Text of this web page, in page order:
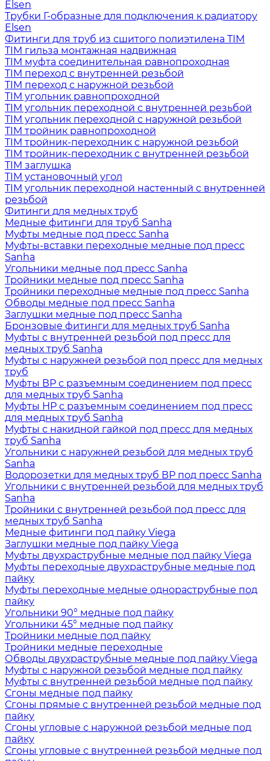
Elsen
Трубки Г-образные для подключения к радиатору
Elsen
Фитинги для труб из сшитого полиэтилена TIM
TIM гильза монтажная надвижная
TIM муфта соединительная равнопроходная
TIM переход с внутренней резьбой
TIM переход с наружной резьбой
TIM угольник равнопроходной
TIM угольник переходной с внутренней резьбой
TIM угольник переходной с наружной резьбой
TIM тройник равнопроходной
TIM тройник-переходник с наружной резьбой
TIM тройник-переходник с внутренней резьбой
TIM заглушка
TIM установочный угол
TIM угольник переходной настенный с внутренней
резьбой
Фитинги для медных труб
Медные фитинги для труб Sanha
Муфты медные под пресс Sanha
Муфты-вставки переходные медные под пресс
Sanha
Угольники медные под пресс Sanha
Тройники медные под пресс Sanha
Тройники переходные медные под пресс Sanha
Обводы медные под пресс Sanha
Заглушки медные под пресс Sanha
Бронзовые фитинги для медных труб Sanha
Муфты с внутренней резьбой под пресс для
медных труб Sanha
Муфты с наружней резьбой под пресс для медных
труб
Муфты ВР с разъемным соединением под пресс
для медных труб Sanha
Муфты НР с разъемным соединением под пресс
для медных труб Sanha
Муфты с накидной гайкой под пресс для медных
труб Sanha
Угольники с наружней резьбой для медных труб
Sanha
Водорозетки для медных труб ВР под пресс Sanha
Угольники с внутренней резьбой для медных труб
Sanha
Тройники с внутренней резьбой под пресс для
медных труб Sanha
Медные фитинги под пайку Viega
Заглушки медные под пайку Viega
Муфты двухраструбные медные под пайку Viega
Муфты переходные двухраструбные медные под
пайку
Муфты переходные медные однораструбные под
пайку
Угольники 90° медные под пайку
Угольники 45° медные под пайку
Тройники медные под пайку
Тройники медные переходные
Обводы двухраструбные медные под пайку Viega
Муфты с наружной резьбой медные под пайку
Муфты с внутренней резьбой медные под пайку
Сгоны медные под пайку
Сгоны прямые с внутренней резьбой медные под
пайку
Сгоны угловые с наружной резьбой медные под
пайку
Сгоны угловые с внутренней резьбой медные под